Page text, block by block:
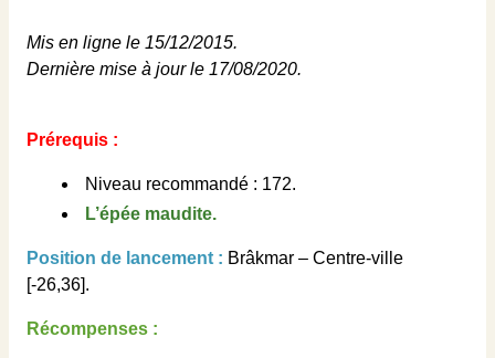
Mis en ligne le 15/12/2015.
Dernière mise à jour le 17/08/2020.
Prérequis :
Niveau recommandé : 172.
L’épée maudite.
Position de lancement : Brâkmar – Centre-ville
[-26,36].
Récompenses :